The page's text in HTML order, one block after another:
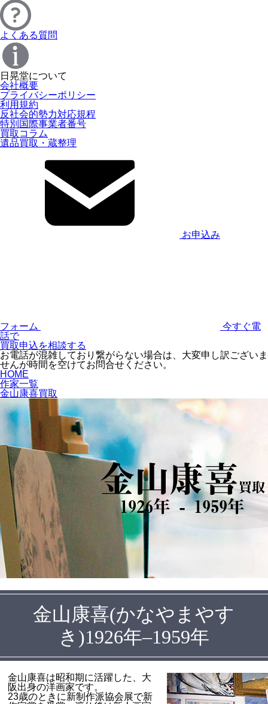
よくある質問
日晃堂について
会社概要
プライバシーポリシー
利用規約
反社会的勢力対応規程
特別国際事業者番号
買取コラム
遺品買取・蔵整理
お申込み
フォーム
今すぐ電
話で
買取申込を相談する
お電話が混雑しており繋がらない場合は、大変申し訳ございま
せんが時間を空けてお問合せください。
HOME
作家一覧
金山康喜買取
金山康喜買取
1926年 - 1959年
金山康喜(かなやまやす
き)1926年–1959年
金山康喜は昭和期に活躍した、大
阪出身の洋画家です。
23歳のときに新制作派協会展で新